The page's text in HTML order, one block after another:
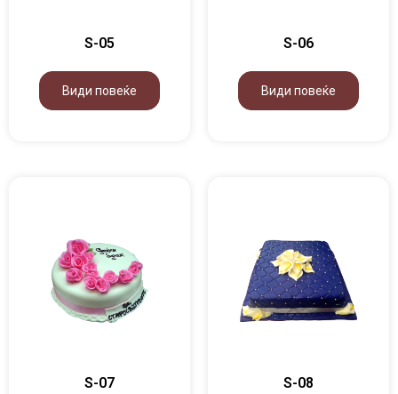
S-05
Види повеќе
S-06
Види повеќе
S-07 S-08